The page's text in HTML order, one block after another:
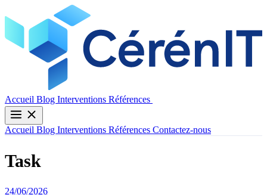
Accueil Blog Interventions Références
Accueil Blog Interventions Références Contactez-nous
Task
24/06/2026